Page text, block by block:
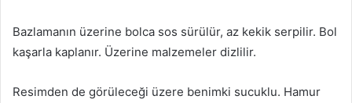
Bazlamanın üzerine bolca sos sürülür, az kekik serpilir. Bol
kaşarla kaplanır. Üzerine malzemeler dizlilir.
Resimden de görüleceği üzere benimki sucuklu. Hamur